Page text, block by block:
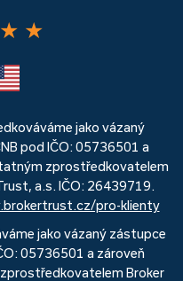
★ ★
jako vázaný
pod IČO: 05736501 a
zprostředkovatelem
a.s. IČO: 26439719.
pro-klienty
jako vázaný zástupce
05736501 a zároveň
Broker